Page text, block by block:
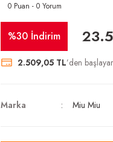
0 Puan - 0 Yorum
%30 İndirim
2.509,05 TL’den
Marka Miu Miu